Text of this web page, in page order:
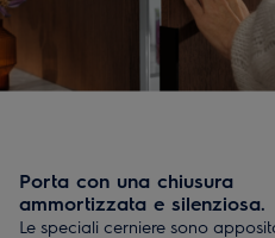
Porta con una chiusura
ammortizzata e silenziosa.
Le speciali cerniere sono